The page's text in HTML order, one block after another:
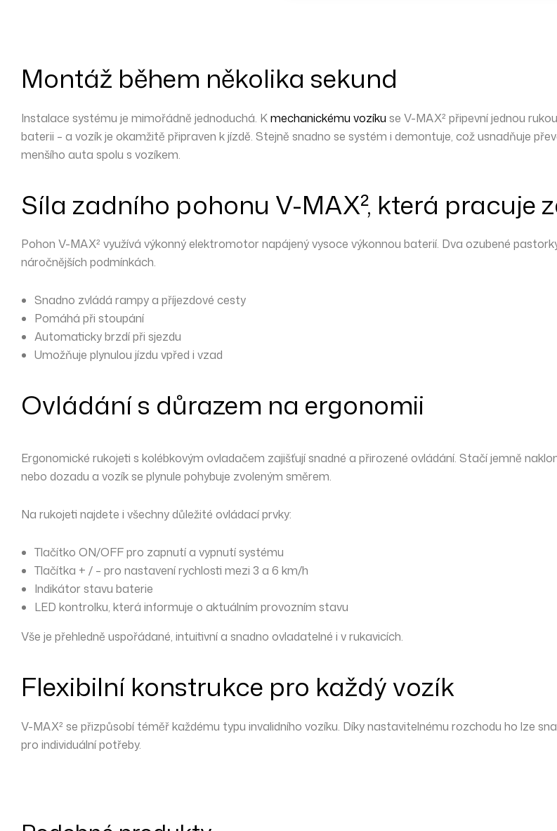
Montáž během několika sekund
Instalace systému je mimořádně jednoduchá. Kmechanickému vozíku se V-MAX² připevníjednou rukou
baterii – a vozík je okamžitě připraven k jízdě. Stejně snadno se systém i demontuje, což usnadňuje
menšího auta spolu s vozíkem.
Síla zadního pohonu V-MAX², která pracuje
Pohon V-MAX² využívá výkonný elektromotor napájenývysoce výkonnou baterií. Dva ozubené
náročnějších podmínkách.
Snadno zvládárampy a příjezdové cesty
Pomáhá při stoupání
Automaticky brzdí při sjezdu
Umožňuje plynulou jízdu vpřed i vzad
Ovládání s důrazem na ergonomii
Ergonomické rukojeti s kolébkovým ovladačem zajišťují snadné a přirozené ovládání. Stačí jemně
nebo dozadu a vozík se plynule pohybuje zvoleným směrem.
Na rukojeti najdete i všechny důležité ovládací prvky:
Tlačítko ON/OFFpro zapnutí a vypnutí systému
Tlačítka + / – pro nastavení rychlosti mezi 3 a 6 km/h
Indikátor stavu baterie
LED kontrolku, která informuje o aktuálním provozním stavu
Vše je přehledně uspořádané, intuitivní a snadno ovladatelné i v rukavicích.
Flexibilní konstrukce pro každý vozík
V-MAX² se přizpůsobí téměř každému typu invalidního vozíku. Díkynastavitelnému rozchodu ho lze
pro individuální potřeby.